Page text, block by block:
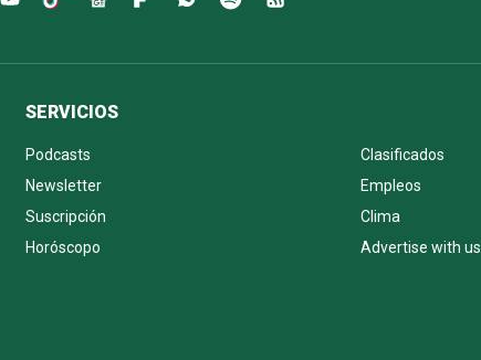
SERVICIOS
Podcasts
Clasificados
Newsletter
Empleos
Suscripción
Clima
Horóscopo
Advertise with us